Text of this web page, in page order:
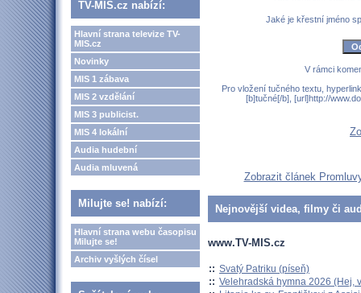
TV-MIS.cz nabízí:
Hlavní strana televize TV-
MIS.cz
Novinky
MIS 1 zábava
MIS 2 vzdělání
MIS 3 publicist.
MIS 4 lokální
Audia hudební
Audia mluvená
Milujte se! nabízí:
Hlavní strana webu časopisu
Milujte se!
Archiv vyšlých čísel
Jaké je křestní jméno
V rámci
Pro vložení tučného textu,
[b]tučné[/b], [url]http://
Zobrazit článek
Nejnovější videa, filmy či
www.TV-MIS.cz
:: Svatý Patriku (píseň)
:: Velehradská hymna 2026 (Hej,